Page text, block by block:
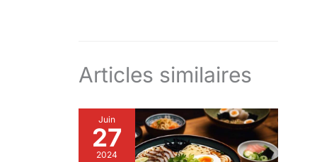
Articles similaires
Juin
27
2024